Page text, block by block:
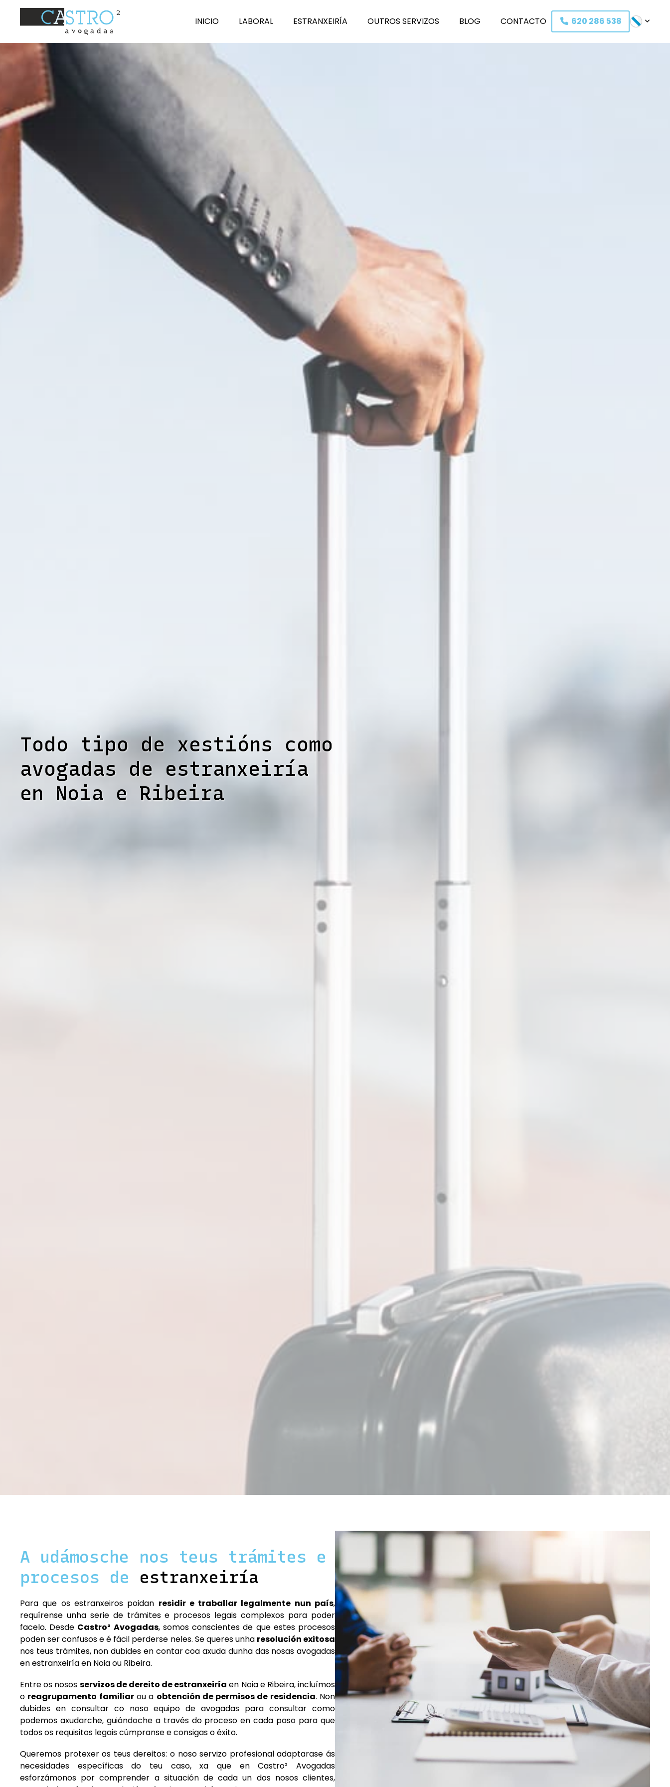
INICIO LABORAL ESTRANXEIRÍA OUTROS SERVIZOS BLOG CONTACTO 620 286 538
Todo tipo de xestións como
avogadas de estranxeiría
en Noia e Ribeira
A udámosche nos teus trámites e
procesos de estranxeiría
Para que os estranxeiros poidan residir e traballar legalmente nun país,
requírense unha serie de trámites e procesos legais complexos para poder
facelo. Desde Castro² Avogadas, somos conscientes de que estes procesos
poden ser confusos e é fácil perderse neles. Se queres unha resolución exitosa
nos teus trámites, non dubides en contar coa axuda dunha das nosas avogadas
en estranxeiría en Noia ou Ribeira.
Entre os nosos servizos de dereito de estranxeiría en Noia e Ribeira, incluímos
o reagrupamento familiarou a obtención de permisos de residencia. Non
dubides en consultar co noso equipo de avogadas para consultar como
podemos axudarche, guiándoche a través do proceso en cada paso para que
todos os requisitos legais cúmpranse e consigas o éxito.
Queremos protexer os teus dereitos: o noso servizo profesional adaptarase ás
necesidades específicas do teu caso, xa que en Castro² Avogadas
esforzámonos por comprender a situación de cada un dos nosos clientes,